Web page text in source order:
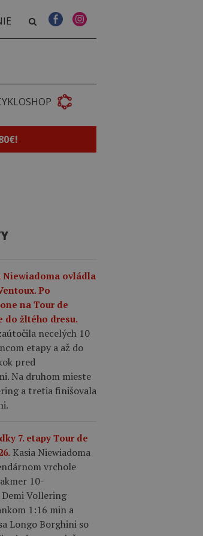
Niewiadoma ovládla
Po
na Tour de
do žltého dresu.
necelých 10
etapy a až do
pred
Na druhom mieste
a tretia finišovala
7. etapy Tour de
Kasia Niewiadoma
vrchole
10-
Vollering
1:16 min a
Longo Borghini so